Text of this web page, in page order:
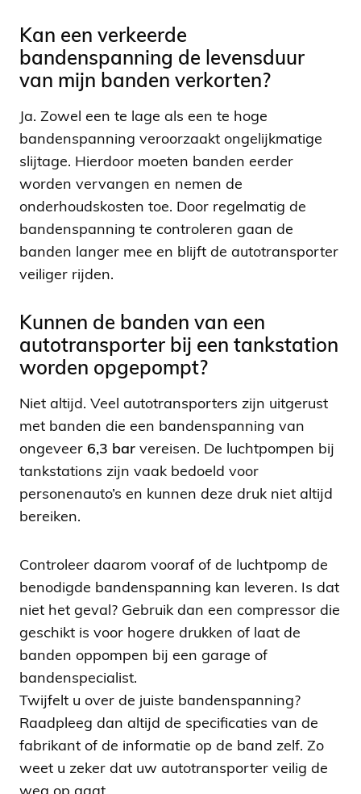
Kan een verkeerde
bandenspanning de levensduur
van mijn banden verkorten?
Ja. Zowel een te lage als een te hoge
bandenspanning veroorzaakt ongelijkmatige
slijtage. Hierdoor moeten banden eerder
worden vervangen en nemen de
onderhoudskosten toe. Door regelmatig de
bandenspanning te controleren gaan de
banden langer mee en blijft de autotransporter
veiliger rijden.
Kunnen de banden van een
autotransporter bij een tankstation
worden opgepompt?
Niet altijd. Veel autotransporters zijn uitgerust
met banden die een bandenspanning van
ongeveer 6,3 bar vereisen. De luchtpompen bij
tankstations zijn vaak bedoeld voor
personenauto’s en kunnen deze druk niet altijd
bereiken.
Controleer daarom vooraf of de luchtpomp de
benodigde bandenspanning kan leveren. Is dat
niet het geval? Gebruik dan een compressor die
geschikt is voor hogere drukken of laat de
banden oppompen bij een garage of
bandenspecialist.
Twijfelt u over de juiste bandenspanning?
Raadpleeg dan altijd de specificaties van de
fabrikant of de informatie op de band zelf. Zo
weet u zeker dat uw autotransporter veilig de